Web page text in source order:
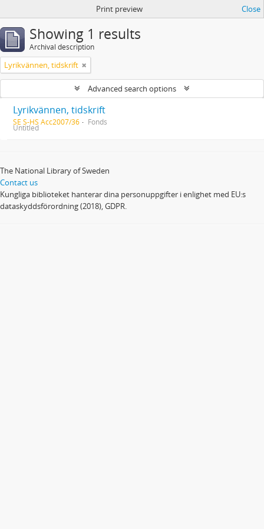
Print preview Close
Showing 1 results
Archival description
Lyrikvännen, tidskrift
Advanced search options
Lyrikvännen, tidskrift
SE S-HS Acc2007/36 Fonds
Untitled
The National Library of Sweden
Contact us
Kungliga biblioteket hanterar dina personuppgifter i enlighet med EU:s
dataskyddsförordning (2018), GDPR.